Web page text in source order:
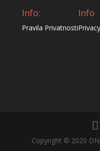
Info:
Pravila Privatnosti
Info
Copyright © 2020